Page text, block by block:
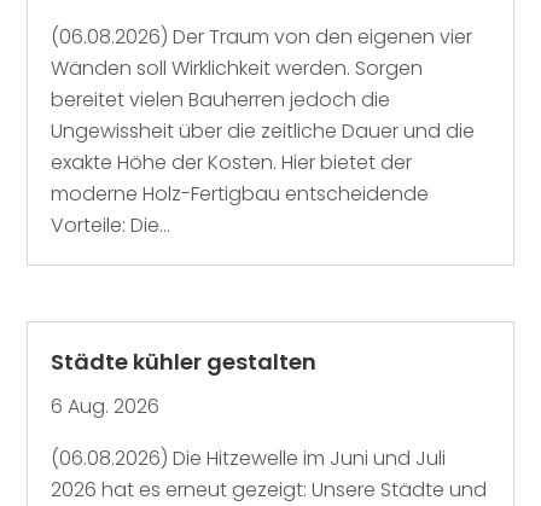
(06.08.2026) Der Traum von den eigenen vier
Wänden soll Wirklichkeit werden. Sorgen
bereitet vielen Bauherren jedoch die
Ungewissheit über die zeitliche Dauer und die
exakte Höhe der Kosten. Hier bietet der
moderne Holz-Fertigbau entscheidende
Vorteile: Die...
Städte kühler gestalten
6 Aug. 2026
(06.08.2026) Die Hitzewelle im Juni und Juli
2026 hat es erneut gezeigt: Unsere Städte und